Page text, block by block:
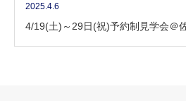
2025.4.6
4/19(土)～29日(祝)予約制見学会＠